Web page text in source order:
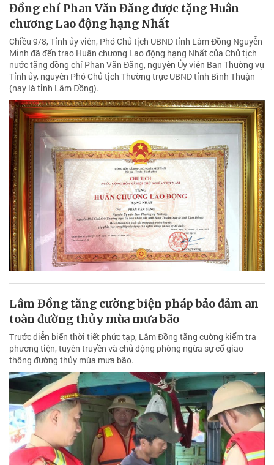
Đồng chí Phan Văn Đăng được tặng Huân
chương Lao động hạng Nhất
Chiều 9/8, Tỉnh ủy viên, Phó Chủ tịch UBND tỉnh Lâm Đồng Nguyễn
Minh đã đến trao Huân chương Lao động hạng Nhất của Chủ tịch
nước tặng đồng chí Phan Văn Đăng, nguyên Ủy viên Ban Thường vụ
Tỉnh ủy, nguyên Phó Chủ tịch Thường trực UBND tỉnh Bình Thuận
(nay là tỉnh Lâm Đồng).
Lâm Đồng tăng cường biện pháp bảo đảm an
toàn đường thủy mùa mưa bão
Trước diễn biến thời tiết phức tạp, Lâm Đồng tăng cường kiểm tra
phương tiện, tuyên truyền và chủ động phòng ngừa sự cố giao
thông đường thủy mùa mưa bão.